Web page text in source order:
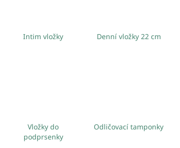
Intim vložky Denní vložky 22 cm
Vložky do
podprsenky
Odličovací tamponky